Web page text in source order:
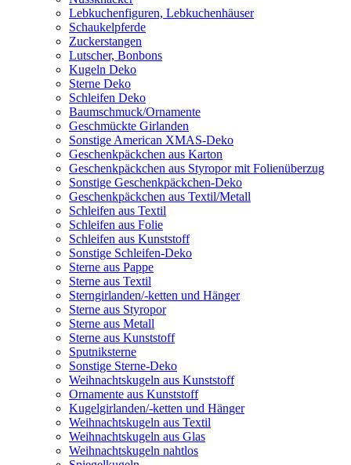
Lebkuchenfiguren, Lebkuchenhäuser
Schaukelpferde
Zuckerstangen
Lutscher, Bonbons
Kugeln Deko
Sterne Deko
Schleifen Deko
Baumschmuck/Ornamente
Geschmückte Girlanden
Sonstige American XMAS-Deko
Geschenkpäckchen aus Karton
Geschenkpäckchen aus Styropor mit Folienüberzug
Sonstige Geschenkpäckchen-Deko
Geschenkpäckchen aus Textil/Metall
Schleifen aus Textil
Schleifen aus Folie
Schleifen aus Kunststoff
Sonstige Schleifen-Deko
Sterne aus Pappe
Sterne aus Textil
Sterngirlanden/-ketten und Hänger
Sterne aus Styropor
Sterne aus Metall
Sterne aus Kunststoff
Sputniksterne
Sonstige Sterne-Deko
Weihnachtskugeln aus Kunststoff
Ornamente aus Kunststoff
Kugelgirlanden/-ketten und Hänger
Weihnachtskugeln aus Textil
Weihnachtskugeln aus Glas
Weihnachtskugeln nahtlos